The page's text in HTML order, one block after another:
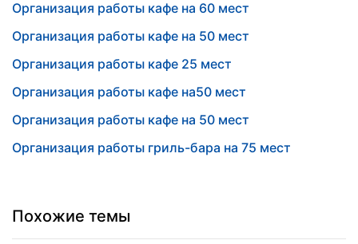
Организация работы кафе на 60 мест
Организация работы кафе на 50 мест
Организация работы кафе 25 мест
Организация работы кафе на50 мест
Организация работы кафе на 50 мест
Организация работы гриль-бара на 75 мест
Похожие темы